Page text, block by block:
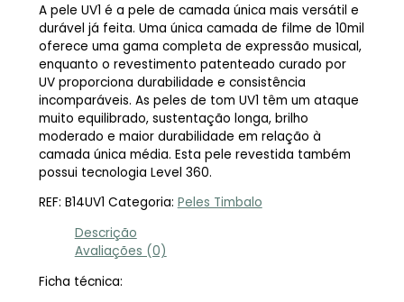
A pele UV1 é a pele de camada única mais versátil e
durável já feita. Uma única camada de filme de 10mil
oferece uma gama completa de expressão musical,
enquanto o revestimento patenteado curado por
UV proporciona durabilidade e consistência
incomparáveis. As peles de tom UV1 têm um ataque
muito equilibrado, sustentação longa, brilho
moderado e maior durabilidade em relação à
camada única média. Esta pele revestida também
possui tecnologia Level 360.
REF: B14UV1 Categoria: Peles Timbalo
Descrição
Avaliações (0)
Ficha técnica: